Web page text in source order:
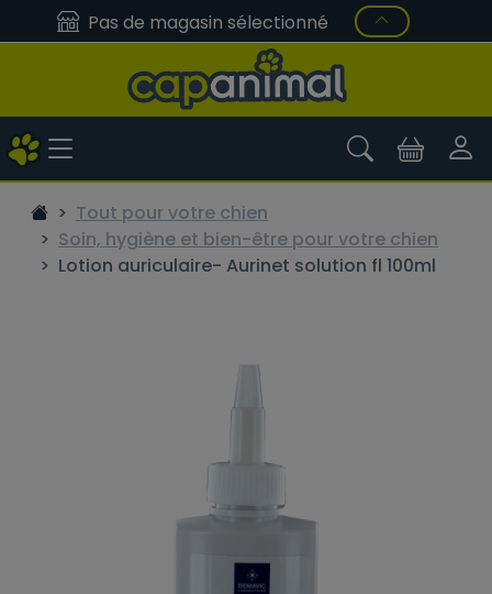
Pas de magasin sélectionné
Tout pour votre chien
Soin, hygiène et bien-être pour votre chien
Lotion auriculaire- Aurinet solution fl 100ml